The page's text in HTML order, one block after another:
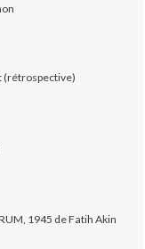
(rétrospective)
1945 de Fatih Akin